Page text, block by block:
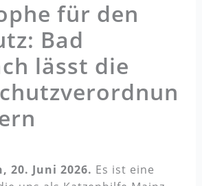
für den
Bad
lässt die
20. Juni 2026. Es ist eine